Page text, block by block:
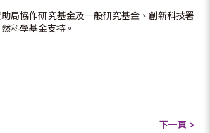
局協作研究基金及一般研究基金、創新科技署
科學基金支持。
下一頁 >